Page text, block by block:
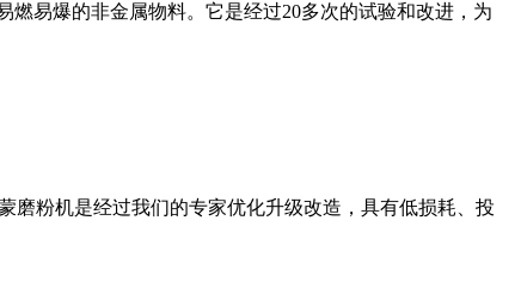
易爆的非金属物料。它是经过20多次的试验和改进，为
磨粉机是经过我们的专家优化升级改造，具有低损耗、投